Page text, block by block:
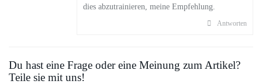
dies abzutrainieren, meine Empfehlung.
Antworten
Du hast eine Frage oder eine Meinung zum Artikel?
Teile sie mit uns!